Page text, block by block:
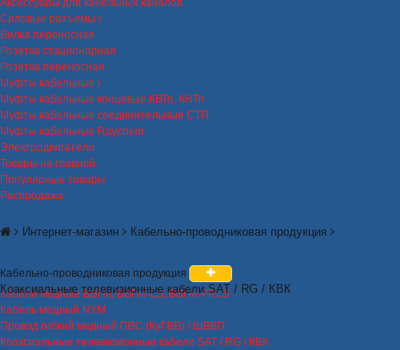
Аксессуары для кабельных каналов
Силовые разъемы
Вилка переносная
Розетка стационарная
Розетка переносная
Муфты кабельные
Муфты кабельные концевые КВТп, КНТп
Муфты кабельные соединительные СТП
Муфты кабельные Raychem
Электродвигатели
Товары на главной
Популярные товары
Распродажа
Интернет-магазин Кабельно-проводниковая продукция
Коаксиальные телевизионные кабели SAT / RG / КВК
Кабельно-проводниковая продукция
Кабели медные ВВГнг, ВВГнг-LS, ВВГнг-FRLS
Кабель медный NYM
Провод гибкий медный ПВС (КуГВВ) / ШВВП
Коаксиальные телевизионные кабели SAT / RG / КВК